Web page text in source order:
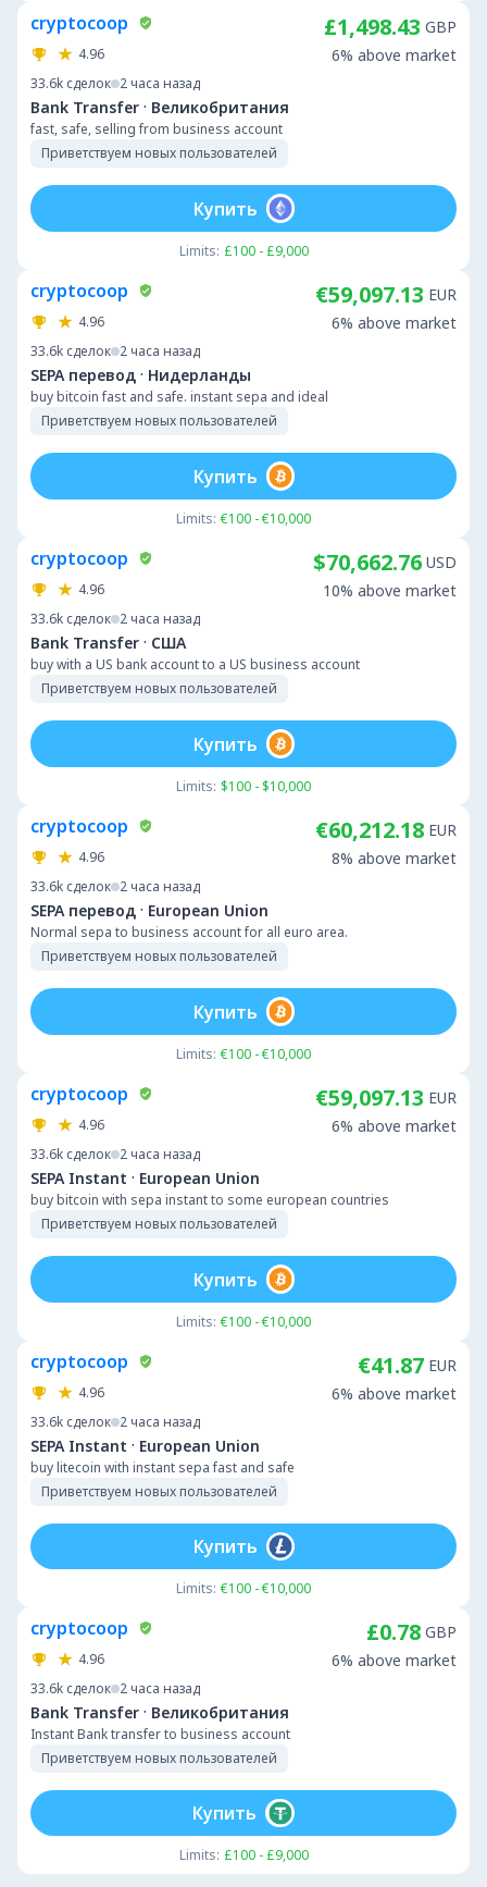
cryptocoop
4.96
33.6k сделок 2 часа назад
Bank Transfer · Великобритания
fast, safe, selling from business account
Приветствуем новых пользователей
£1,498.43 GBP
6% above market
Limits: £100 - £9,000
Купить
cryptocoop
4.96
33.6k сделок 2 часа назад
SEPA перевод · Нидерланды
buy bitcoin fast and safe. instant sepa and ideal
Приветствуем новых пользователей
€59,097.13 EUR
6% above market
Limits: €100 - €10,000
Купить
cryptocoop
4.96
33.6k сделок 2 часа назад
Bank Transfer · США
buy with a US bank account to a US business account
Приветствуем новых пользователей
$70,662.76 USD
10% above market
Limits: $100 - $10,000
Купить
cryptocoop
4.96
33.6k сделок 2 часа назад
SEPA перевод · European Union
Normal sepa to business account for all euro area.
Приветствуем новых пользователей
€60,212.18 EUR
8% above market
Limits: €100 - €10,000
Купить
cryptocoop
4.96
33.6k сделок 2 часа назад
SEPA Instant · European Union
buy bitcoin with sepa instant to some european countries
Приветствуем новых пользователей
€59,097.13 EUR
6% above market
Limits: €100 - €10,000
Купить
cryptocoop
4.96
33.6k сделок 2 часа назад
SEPA Instant · European Union
buy litecoin with instant sepa fast and safe
Приветствуем новых пользователей
€41.87 EUR
6% above market
Limits: €100 - €10,000
Купить
cryptocoop
4.96
33.6k сделок 2 часа назад
Bank Transfer · Великобритания
Instant Bank transfer to business account
Приветствуем новых пользователей
£0.78 GBP
6% above market
Limits: £100 - £9,000
Купить